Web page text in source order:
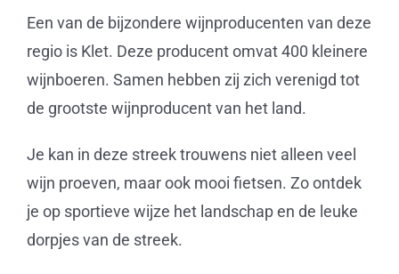
Een van de bijzondere wijnproducenten van deze
regio is Klet. Deze producent omvat 400 kleinere
wijnboeren. Samen hebben zij zich verenigd tot
de grootste wijnproducent van het land.
Je kan in deze streek trouwens niet alleen veel
wijn proeven, maar ook mooi fietsen. Zo ontdek
je op sportieve wijze het landschap en de leuke
dorpjes van de streek.